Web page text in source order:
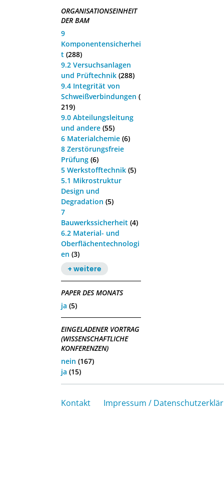
ORGANISATIONSEINHEIT
DER BAM
9
Komponentensicherhei
t (288)
9.2 Versuchsanlagen
und Prüftechnik (288)
9.4 Integrität von
Schweißverbindungen (
219)
9.0 Abteilungsleitung
und andere (55)
6 Materialchemie (6)
8 Zerstörungsfreie
Prüfung (6)
5 Werkstofftechnik (5)
5.1 Mikrostruktur
Design und
Degradation (5)
7
Bauwerkssicherheit (4)
6.2 Material- und
Oberflächentechnologi
en (3)
+ weitere
PAPER DES MONATS
ja (5)
EINGELADENER VORTRAG
(WISSENSCHAFTLICHE
KONFERENZEN)
nein (167)
ja (15)
Kontakt Impressum /